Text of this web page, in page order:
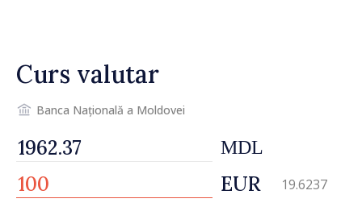
Curs valutar
Banca Națională a Moldovei
MDL
EUR 19.6237